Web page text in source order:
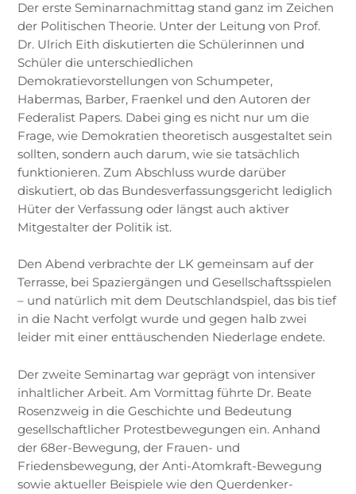
Der erste Seminarnachmittag stand ganz im Zeichen
der Politischen Theorie. Unter der Leitung von Prof.
Dr. Ulrich Eith diskutierten die Schülerinnen und
Schüler die unterschiedlichen
Demokratievorstellungen von Schumpeter,
Habermas, Barber, Fraenkel und den Autoren der
Federalist Papers. Dabei ging es nicht nur um die
Frage, wie Demokratien theoretisch ausgestaltet sein
sollten, sondern auch darum, wie sie tatsächlich
funktionieren. Zum Abschluss wurde darüber
diskutiert, ob das Bundesverfassungsgericht lediglich
Hüter der Verfassung oder längst auch aktiver
Mitgestalter der Politik ist.
Den Abend verbrachte der LK gemeinsam auf der
Terrasse, bei Spaziergängen und Gesellschaftsspielen
– und natürlich mit dem Deutschlandspiel, das bis tief
in die Nacht verfolgt wurde und gegen halb zwei
leider mit einer enttäuschenden Niederlage endete.
Der zweite Seminartag war geprägt von intensiver
inhaltlicher Arbeit. Am Vormittag führte Dr. Beate
Rosenzweig in die Geschichte und Bedeutung
gesellschaftlicher Protestbewegungen ein. Anhand
der 68er-Bewegung, der Frauen- und
Friedensbewegung, der Anti-Atomkraft-Bewegung
sowie aktueller Beispiele wie den Querdenker-